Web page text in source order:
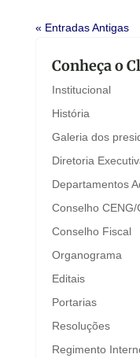
« Entradas Antigas
Conheça o
Institucional
História
Galeria dos
Diretoria
Departamentos
Conselho CENG/
Conselho Fiscal
Organograma
Editais
Portarias
Resoluções
Regimento